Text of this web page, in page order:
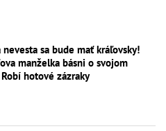
nevesta sa bude mať kráľovsky!
manželka básni o svojom
hotové zázraky